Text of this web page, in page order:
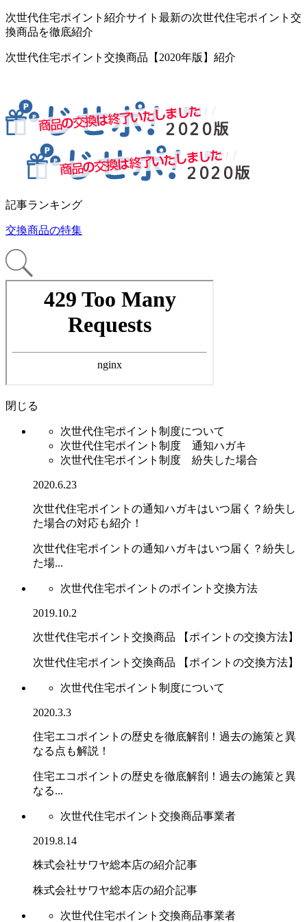
次世代住宅ポイント紹介サイト最新の次世代住宅ポイント交
換商品を徹底紹介
次世代住宅ポイント交換商品【2020年版】紹介
記事ランキング
交換商品の特集
閉じる
次世代住宅ポイント制度について
次世代住宅ポイント制度 通知ハガキ
次世代住宅ポイント制度 紛失した場合
2020.6.23
次世代住宅ポイントの通知ハガキはいつ届く？紛失し
た場合の対応も紹介！
次世代住宅ポイントの通知ハガキはいつ届く？紛失し
た場...
次世代住宅ポイントのポイント交換方法
2019.10.2
次世代住宅ポイント交換商品 【ポイントの交換方法】
次世代住宅ポイント交換商品 【ポイントの交換方法】
次世代住宅ポイント制度について
2020.3.3
住宅エコポイントの歴史を徹底解剖！過去の施策と異
なる点も解説！
住宅エコポイントの歴史を徹底解剖！過去の施策と異
なる...
次世代住宅ポイント交換商品事業者
2019.8.14
株式会社サワヤ総本店の紹介記事
株式会社サワヤ総本店の紹介記事
次世代住宅ポイント交換商品事業者